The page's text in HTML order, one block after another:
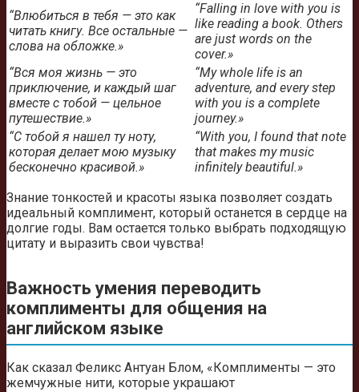
“Влюбиться в тебя — это как
читать книгу. Все остальные —
слова на обложке.»
“Falling in love with you is
like reading a book. Others
are just words on the
cover.»
“Вся моя жизнь — это
приключение, и каждый шаг
вместе с тобой — цельное
путешествие.»
“My whole life is an
adventure, and every step
with you is a complete
journey.»
“С тобой я нашел ту ноту,
которая делает мою музыку
бесконечно красивой.»
“With you, I found that note
that makes my music
infinitely beautiful.»
Знание тонкостей и красоты языка позволяет создать
идеальный комплимент, который останется в сердце на
долгие годы. Вам остается только выбрать подходящую
цитату и выразить свои чувства!
Важность умения переводить
комплименты для общения на
английском языке
Как сказал Феликс Антуан Блом, «Комплименты — это
жемчужные нити, которые украшают